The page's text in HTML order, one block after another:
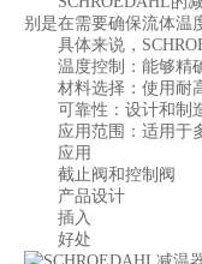
别是在需要确保流体温
具体来说，
温度控制：能够精确
材料选择：使用耐高
可靠性：设计和制造
应用范围：适用于多
应用
截止阀和控制阀
产品设计
插入
好处